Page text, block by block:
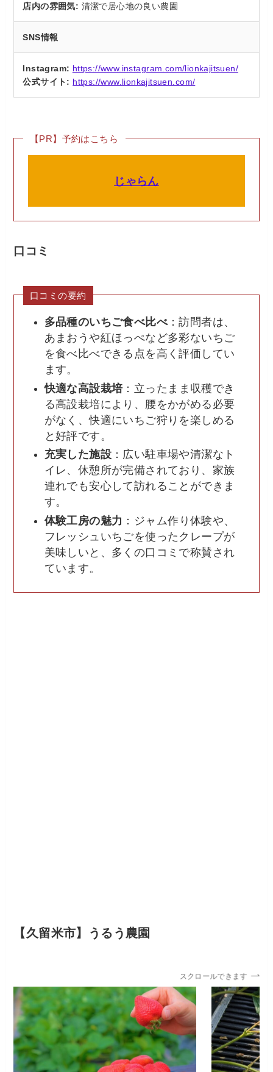
店内の雰囲気: 清潔で居心地の良い農園
SNS情報
Instagram: https://www.instagram.com/lionkajitsuen/
公式サイト: https://www.lionkajitsuen.com/
【PR】予約はこちら
じゃらん
口コミ
口コミの要約
多品種のいちご食べ比べ：訪問者は、
あまおうや紅ほっぺなど多彩ないちご
を食べ比べできる点を高く評価してい
ます。
快適な高設栽培：立ったまま収穫でき
る高設栽培により、腰をかがめる必要
がなく、快適にいちご狩りを楽しめる
と好評です。
充実した施設 ：広い駐車場や清潔なト
イレ、休憩所が完備されており、家族
連れでも安心して訪れることができま
す。
体験工房の魅力 ：ジャム作り体験や、
フレッシュいちごを使ったクレープが
美味しいと、多くの口コミで称賛され
ています。
【久留米市】うるう農園
スクロールできます